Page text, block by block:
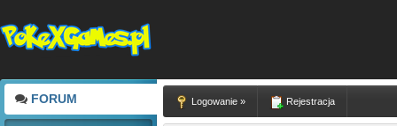
FORUM Logowanie » Rejestracja